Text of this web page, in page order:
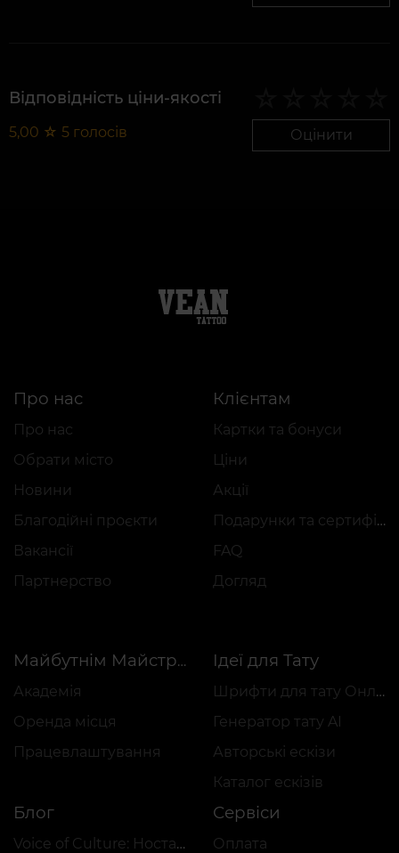
Відповідність ціни-якості
5,00 ☆ 5 голосів Оцінити
Про нас
Про нас
Обрати місто
Новини
Благодійні проєкти
Вакансії
Партнерство
Клієнтам
Картки та бонуси
Ціни
Акції
Подарунки та сертифікати
FAQ
Догляд
Майбутнім Майстрам
Академія
Оренда місця
Працевлаштування
Ідеї для Тату
Шрифти для тату Онлайн
Генератор тату AI
Авторські ескізи
Каталог ескізів
Блог
Voice of Culture: Ностальгія за 2000-ми
Сервіси
Оплата